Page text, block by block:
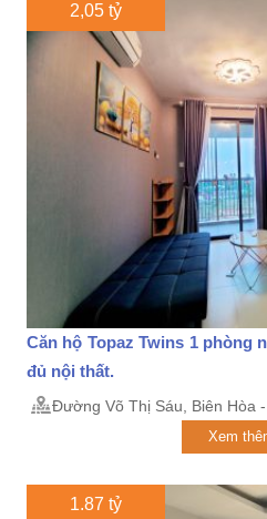
2,05 tỷ
Căn hộ Topaz Twins 1 phòng
đủ nội thất.
Đường Võ Thị Sáu, Biên Hòa
Xem
1.87 tỷ